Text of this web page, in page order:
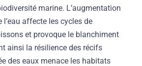
marine. L’augmentation
l’eau affecte les cycles de
et provoque le blanchiment
ainsi la résilience des récifs
des eaux menace les habitats